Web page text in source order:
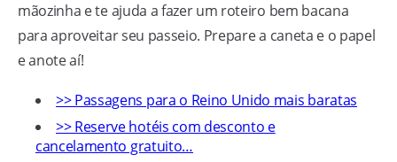
mãozinha e te ajuda a fazer um roteiro bem bacana
para aproveitar seu passeio. Prepare a caneta e o papel
e anote aí!
>> Passagens para o Reino Unido mais baratas
>> Reserve hotéis com desconto e
cancelamento gratuito…